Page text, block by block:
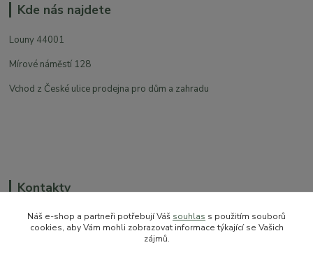
Kde nás najdete
Louny 44001
Mírové náměstí 128
Vchod z České ulice prodejna pro dům a zahradu
Kontakty
Náš e-shop a partneři potřebují Váš souhlas s použitím souborů
cookies, aby Vám mohli zobrazovat informace týkající se Vašich
zájmů.